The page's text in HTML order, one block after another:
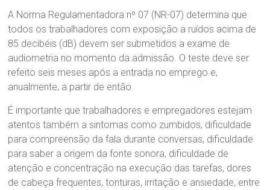
A Norma Regulamentadora nº 07 (NR-07) determina que
todos os trabalhadores com exposição a ruídos acima de
85 decibéis (dB) devem ser submetidos a exame de
audiometria no momento da admissão. O teste deve ser
refeito seis meses após a entrada no emprego e,
anualmente, a partir de então.
É importante que trabalhadores e empregadores estejam
atentos também a sintomas como zumbidos, dificuldade
para compreensão da fala durante conversas, dificuldade
para saber a origem da fonte sonora, dificuldade de
atenção e concentração na execução das tarefas, dores
de cabeça frequentes, tonturas, irritação e ansiedade, entre